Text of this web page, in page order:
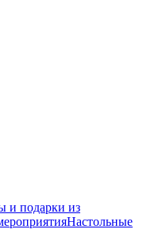
и подарки из
Настольные